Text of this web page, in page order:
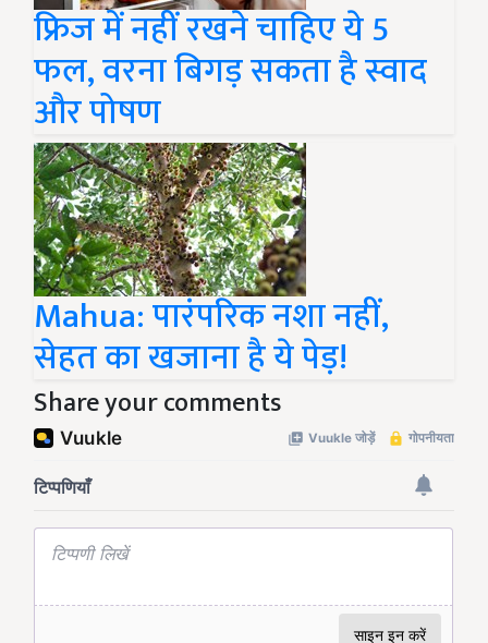
फ्रिज में नहीं रखने चाहिए ये 5
फल, वरना बिगड़ सकता है स्वाद
और पोषण
Mahua: पारंपरिक नशा नहीं,
सेहत का खजाना है ये पेड़!
Share your comments